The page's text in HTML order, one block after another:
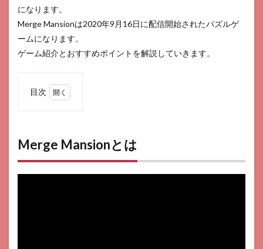
になります。
Merge Mansionは2020年9月16日に配信開始されたパズルゲ
ームになります。
ゲーム紹介とおすすめポイントを解説していきます。
目次
とは
Merge Mansionとは